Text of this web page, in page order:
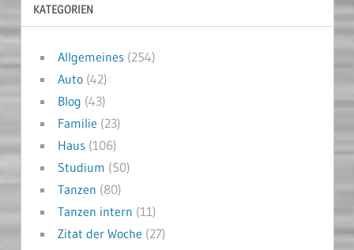
KATEGORIEN
Allgemeines(254)
Auto(42)
Blog (43)
Familie (23)
Haus(106)
Studium (50)
Tanzen (80)
Tanzen intern (11)
Zitat der Woche (27)